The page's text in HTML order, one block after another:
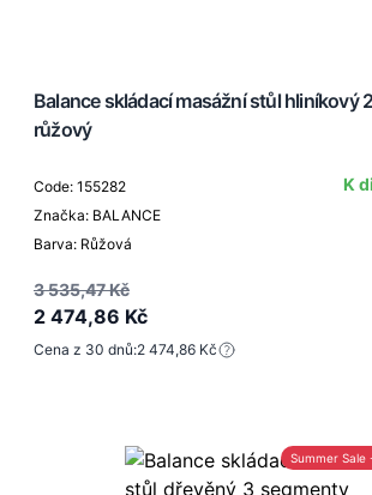
Balance skládací masážní stůl hliníkový
růžový
Code: 155282
Značka: BALANCE
Barva: Růžová
K
3 535,47 Kč
2 474,86 Kč
Cena z 30 dnů:2 474,86 Kč
Summer Sale